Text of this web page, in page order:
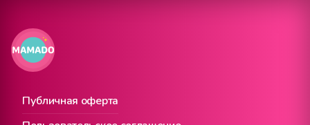
Публичная оферта